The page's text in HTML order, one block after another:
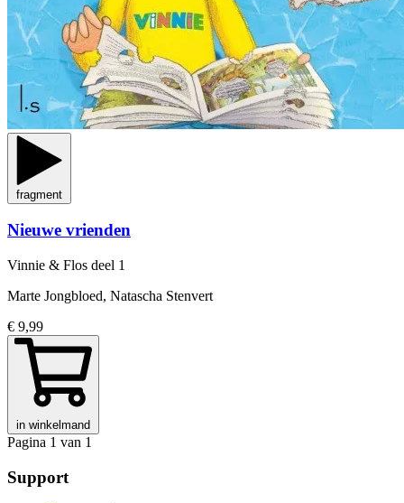
fragment
Nieuwe vrienden
Vinnie & Flos deel 1
Marte Jongbloed, Natascha Stenvert
€ 9,99
in winkelmand
Pagina 1 van 1
Support